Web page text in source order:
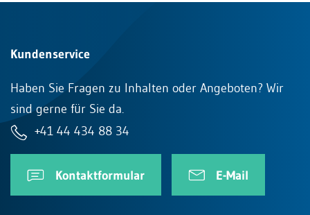
Kundenservice
Haben Sie Fragen zu Inhalten oder Angeboten? Wir
sind gerne für Sie da.
+41 44 434 88 34
Kontaktformular E-Mail